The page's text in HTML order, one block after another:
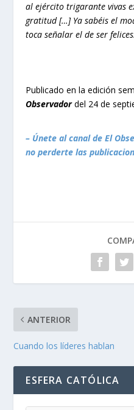
al ejército trigarante vivas
gratitud […] Ya sabéis el
toca señalar el de ser felices.
Publicado en la edición
Observadordel 24 de
– Únete al canal de El
no perderte las
ANTERIOR
Cuando los líderes hablan
ESFERA CATÓLICA